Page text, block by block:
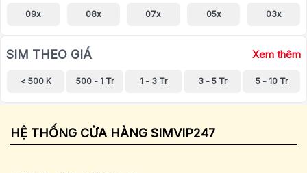
09x 08x 07x 05x 03x
SIM THEO GIÁ Xem thêm
< 500 K 500 - 1 Tr 1 - 3 Tr 3 - 5 Tr 5 - 10 Tr
HỆ THỐNG CỬA HÀNG SIMVIP247